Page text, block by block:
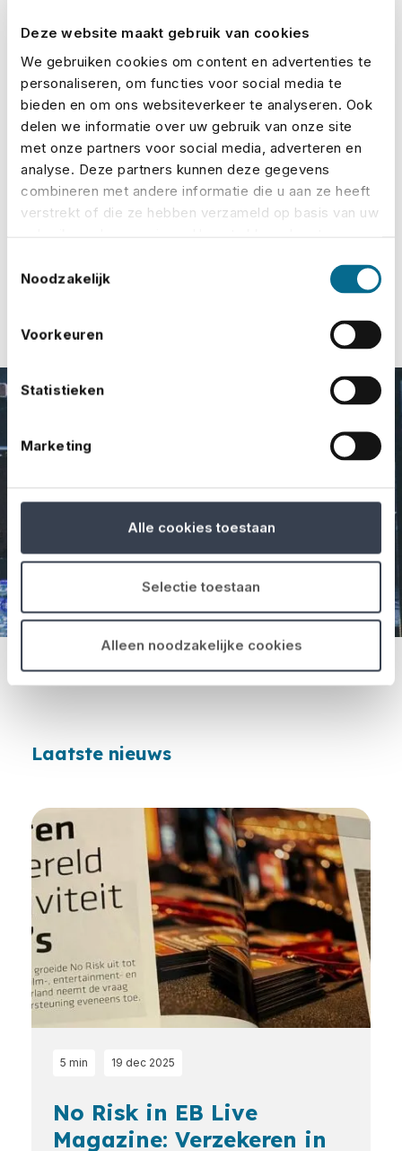
Deze website maakt gebruik van cookies
We gebruiken cookies om content en advertenties te
personaliseren, om functies voor social media te
bieden en om ons websiteverkeer te analyseren. Ook
delen we informatie over uw gebruik van onze site
met onze partners voor social media, adverteren en
analyse. Deze partners kunnen deze gegevens
combineren met andere informatie die u aan ze heeft
verstrekt of die ze hebben verzameld op basis van uw
Noodzakelijk
Voorkeuren
Statistieken
Marketing
Alle cookies toestaan
Selectie toestaan
Alleen noodzakelijke cookies
voorwaarden.
Makkelijk en snel online premies berekenen,
offertes opvragen en verzekeringen afsluiten.
We zijn altijd bereikbaar als je hulp of advies
nodig hebt.​​​​​​
Laatste nieuws
5 min 19 dec 2025
No Risk in EB Live
Magazine: Verzekeren in